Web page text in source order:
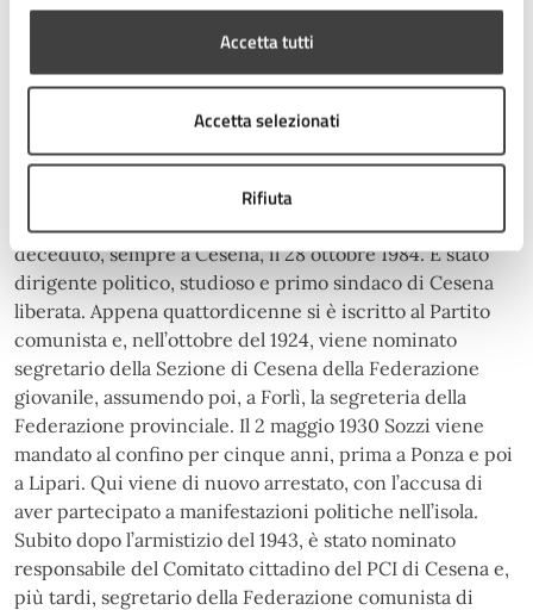
Accetta tutti
Accetta selezionati
Rifiuta
agli esseri umani. Per aver saputo coniugare ricerca,
impresa e responsabilità sociale in un settore strategico
per la sicurezza e la libertà di tutti, onorando con il suo
Premio Malatesta Novello 2025.
Sigfrido Sozziè nato a Cesena il 7 maggio 1910 ed è
deceduto, sempre a Cesena, il 28 ottobre 1984. È stato
dirigente politico, studioso e primo sindaco di Cesena
liberata. Appena quattordicenne si è iscritto al Partito
comunista e, nell’ottobre del 1924, viene nominato
segretario della Sezione di Cesena della Federazione
giovanile, assumendo poi, a Forlì, la segreteria della
Federazione provinciale. Il 2 maggio 1930 Sozzi viene
mandato al confino per cinque anni, prima a Ponza e poi
a Lipari. Qui viene di nuovo arrestato, con l’accusa di
aver partecipato a manifestazioni politiche nell’isola.
Subito dopo l’armistizio del 1943, è stato nominato
responsabile del Comitato cittadino del PCI di Cesena e,
più tardi, segretario della Federazione comunista di